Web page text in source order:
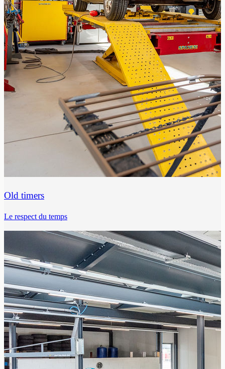
Old timers
Le respect du temps